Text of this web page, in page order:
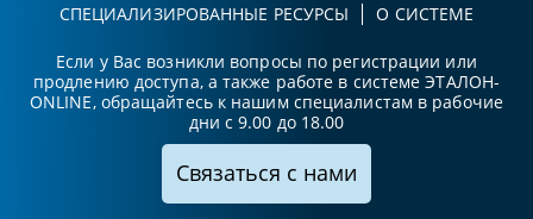
СПЕЦИАЛИЗИРОВАННЫЕ РЕСУРСЫ
О СИСТЕМЕ
Если у Вас возникли вопросы по регистрации или
продлению доступа, а также работе в системе ЭТАЛОН-
ONLINE, обращайтесь к нашим специалистам в рабочие
дни с 9.00 до 18.00
Связаться с нами